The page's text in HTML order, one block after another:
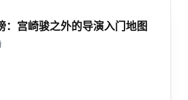
：宫崎骏之外的导演入门地图